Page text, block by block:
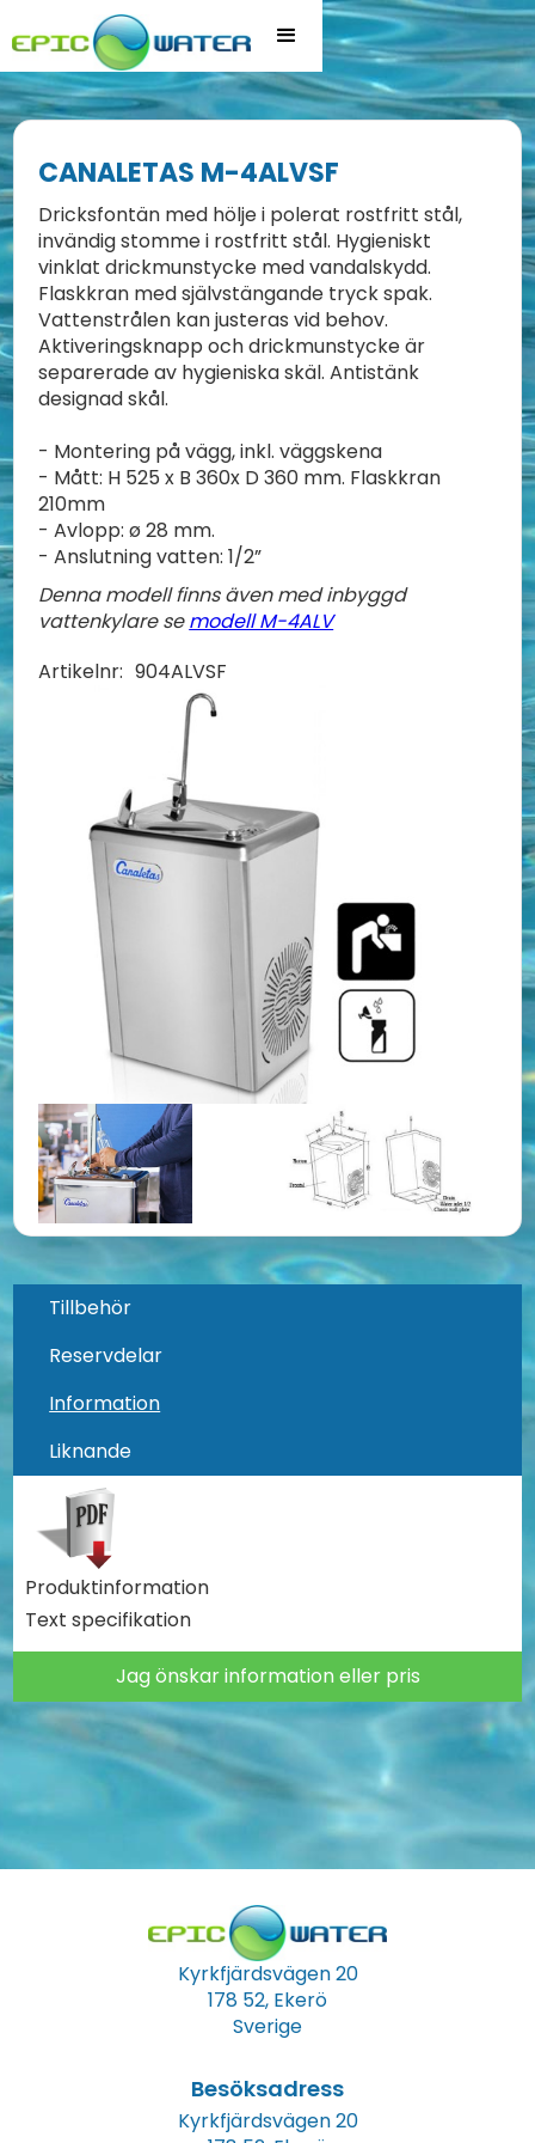
CANALETAS M-4ALVSF
Dricksfontän med hölje i polerat rostfritt stål,
invändig stomme i rostfritt stål. Hygieniskt
vinklat drickmunstycke med vandalskydd.
Flaskkran med självstängande tryck spak.
Vattenstrålen kan justeras vid behov.
Aktiveringsknapp och drickmunstycke är
separerade av hygieniska skäl. Antistänk
designad skål.
- Montering på vägg, inkl. väggskena
- Mått: H 525 x B 360x D 360 mm. Flaskkran
210mm
- Avlopp: ø 28 mm.
- Anslutning vatten: 1/2”
Denna modell finns även med inbyggd
vattenkylare semodell M-4ALV
Artikelnr: 904ALVSF
Tillbehör
Reservdelar
Information
Liknande
Produktinformation
Text specifikation
Jag önskar information eller pris
Kyrkfjärdsvägen 20
178 52, Ekerö
Sverige
Besöksadress
Kyrkfjärdsvägen 20